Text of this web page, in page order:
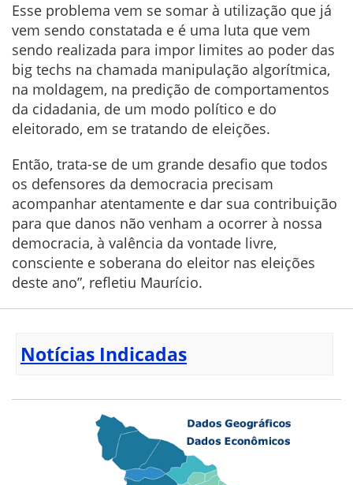
Esse problema vem se somar à utilização que já
vem sendo constatada e é uma luta que vem
sendo realizada para impor limites ao poder das
big techs na chamada manipulação algorítmica,
na moldagem, na predição de comportamentos
da cidadania, de um modo político e do
eleitorado, em se tratando de eleições.
Então, trata-se de um grande desafio que todos
os defensores da democracia precisam
acompanhar atentamente e dar sua contribuição
para que danos não venham a ocorrer à nossa
democracia, à valência da vontade livre,
consciente e soberana do eleitor nas eleições
deste ano”, refletiu Maurício.
Notícias Indicadas